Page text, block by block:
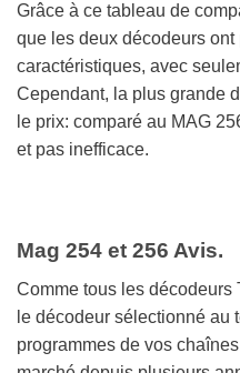
Grâce à ce tableau de
que les deux décodeurs
caractéristiques, avec
Cependant, la plus grande
le prix: comparé au MAG
et pas inefficace.
Mag 254 et 256 Avis.
Comme tous les décodeurs
le décodeur sélectionné au
programmes de vos